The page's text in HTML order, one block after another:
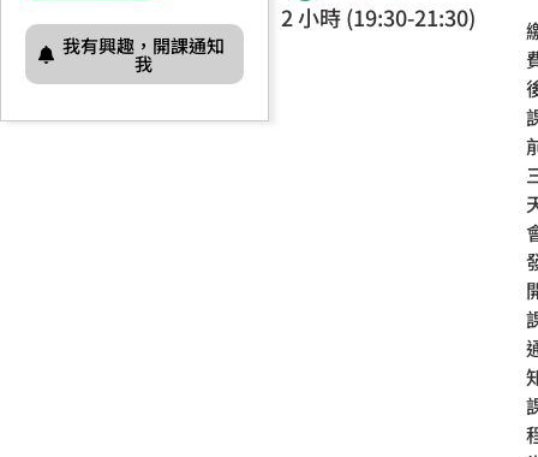
2 小時 (19:30-21:30)
我有興趣，開課通知
我